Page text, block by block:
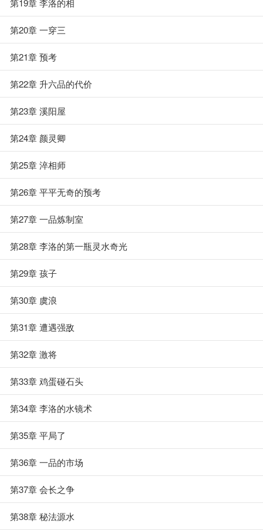
第19章 李洛的相
第20章 一穿三
第21章 预考
第22章 升六品的代价
第23章 溪阳屋
第24章 颜灵卿
第25章 淬相师
第26章 平平无奇的预考
第27章 一品炼制室
第28章 李洛的第一瓶灵水奇光
第29章 孩子
第30章 虞浪
第31章 遭遇强敌
第32章 激将
第33章 鸡蛋碰石头
第34章 李洛的水镜术
第35章 平局了
第36章 一品的市场
第37章 会长之争
第38章 秘法源水